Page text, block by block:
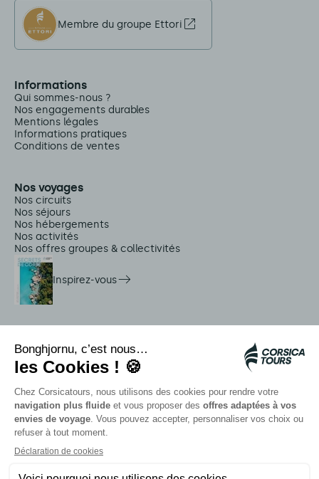
Membre du groupe Ettori
Informations
Qui sommes-nous ?
Nos engagements durables
Mentions légales
Informations pratiques
Conditions de ventes
Nos voyages
Nos circuits
Nos séjours
Nos hébergements
Nos activités
Nos offres groupes & collectivités
Inspirez-vous
Navettes Citadina
Alerte méduse
Autocars rapides bleus
Contactez nos conseillers